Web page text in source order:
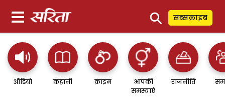
⚲ सब्सक्राइब
ऑडियो कहानी क्राइम
आपकी
समस्याएं
राजनीति